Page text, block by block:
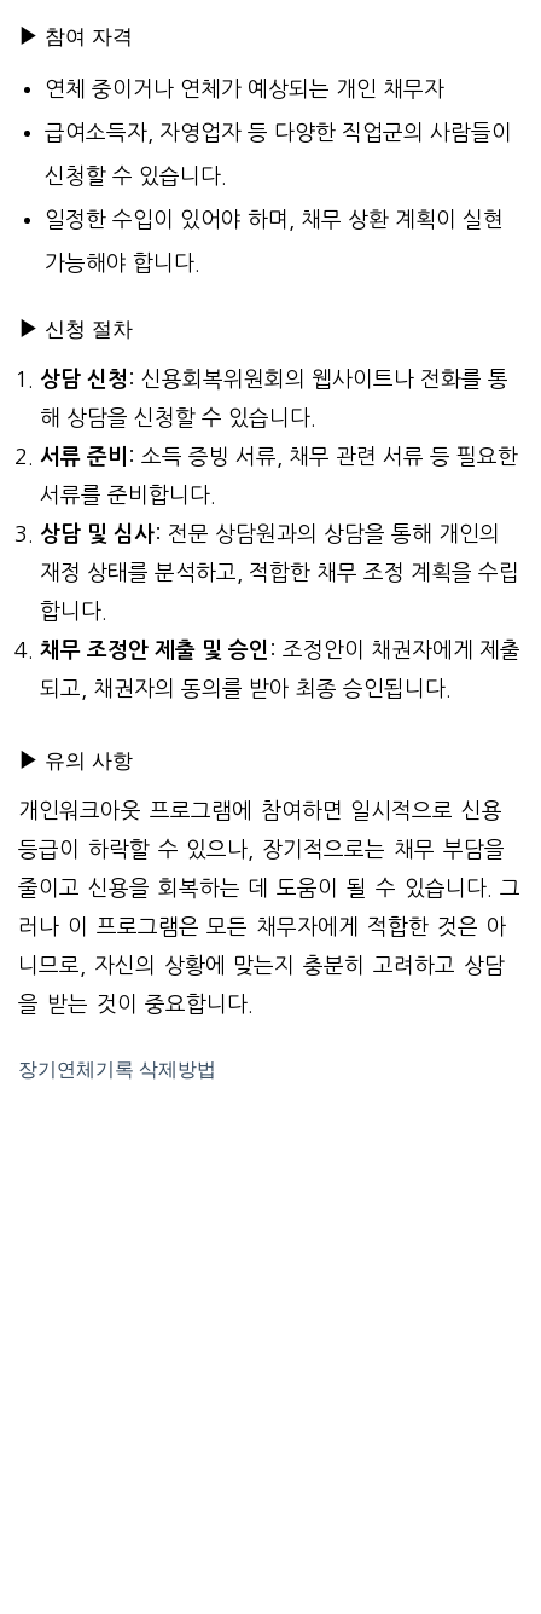
▶ 참여 자격
연체 중이거나 연체가 예상되는 개인 채무자
급여소득자, 자영업자 등 다양한 직업군의 사람들이
신청할 수 있습니다.
일정한 수입이 있어야 하며, 채무 상환 계획이 실현
가능해야 합니다.
▶ 신청 절차
상담 신청 : 신용회복위원회의 웹사이트나 전화를 통
해 상담을 신청할 수 있습니다.
서류 준비 : 소득 증빙 서류, 채무 관련 서류 등 필요한
서류를 준비합니다.
상담 및 심사: 전문 상담원과의 상담을 통해 개인의
재정 상태를 분석하고, 적합한 채무 조정 계획을 수립
합니다.
채무 조정안 제출 및 승인 : 조정안이 채권자에게 제출
되고, 채권자의 동의를 받아 최종 승인됩니다.
▶ 유의 사항
개인워크아웃 프로그램에 참여하면 일시적으로 신용
등급이 하락할 수 있으나, 장기적으로는 채무 부담을
줄이고 신용을 회복하는 데 도움이 될 수 있습니다. 그
러나 이 프로그램은 모든 채무자에게 적합한 것은 아
니므로, 자신의 상황에 맞는지 충분히 고려하고 상담
을 받는 것이 중요합니다.
장기연체기록 삭제방법